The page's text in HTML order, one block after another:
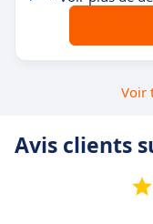
Voir
Avis clients